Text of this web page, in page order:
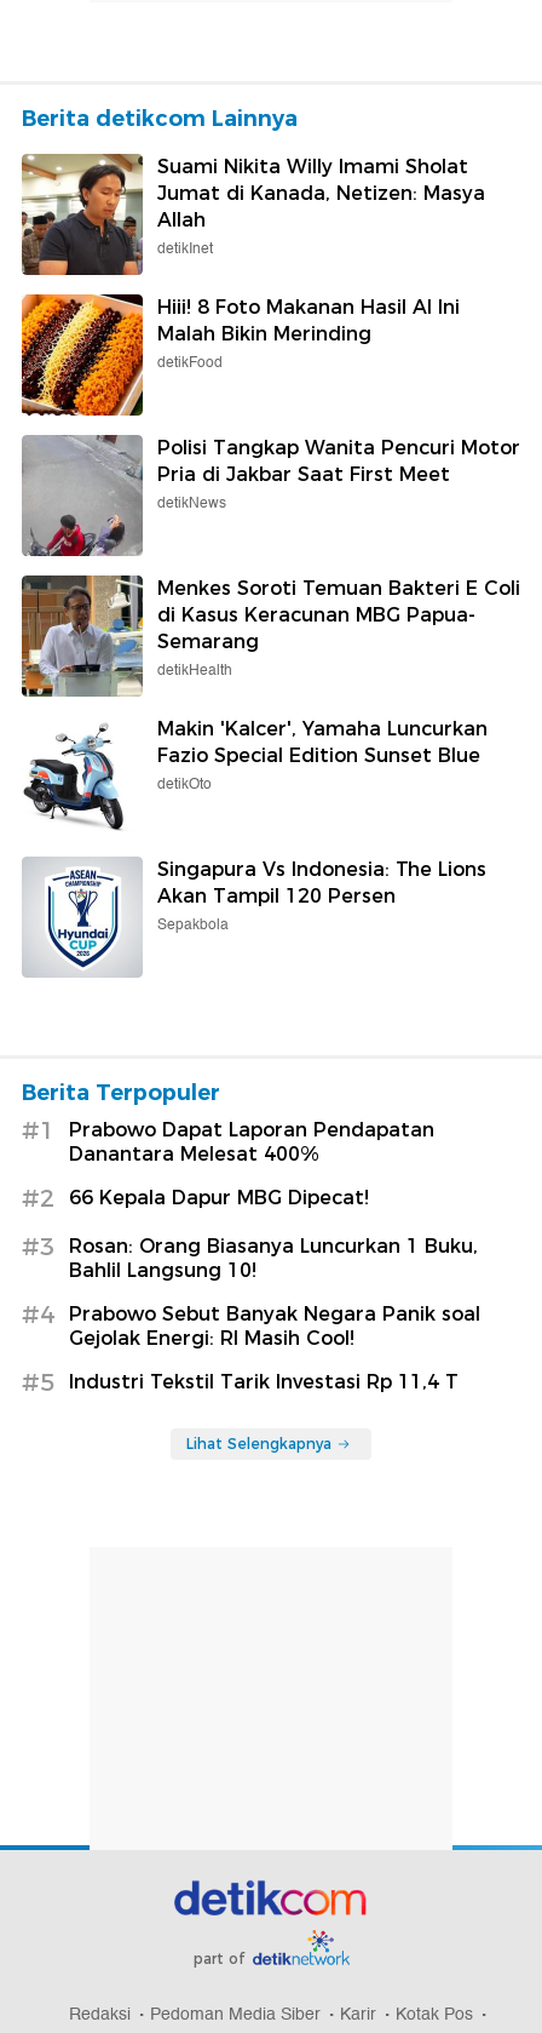
Berita detikcom Lainnya
Suami Nikita Willy Imami Sholat
Jumat di Kanada, Netizen: Masya
Allah
detikInet
Hiii! 8 Foto Makanan Hasil AI Ini
Malah Bikin Merinding
detikFood
Polisi Tangkap Wanita Pencuri Motor
Pria di Jakbar Saat First Meet
detikNews
Menkes Soroti Temuan Bakteri E Coli
di Kasus Keracunan MBG Papua-
Semarang
detikHealth
Makin 'Kalcer', Yamaha Luncurkan
Fazio Special Edition Sunset Blue
detikOto
Singapura Vs Indonesia: The Lions
Akan Tampil 120 Persen
Sepakbola
Berita Terpopuler
#1
Prabowo Dapat Laporan Pendapatan
Danantara Melesat 400%
#2 66 Kepala Dapur MBG Dipecat!
#3
Rosan: Orang Biasanya Luncurkan 1 Buku,
Bahlil Langsung 10!
#4
Prabowo Sebut Banyak Negara Panik soal
Gejolak Energi: RI Masih Cool!
#5 Industri Tekstil Tarik Investasi Rp 11,4 T
Lihat Selengkapnya
part of
Redaksi Pedoman Media Siber Karir
Kotak Pos